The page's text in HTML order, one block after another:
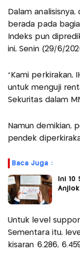
Dalam
berada pada
Indeks pun
ini, Senin (29/6/
"Kami perkirakan,
untuk menguji
Sekuritas dalam
Namun demikian,
pendek
Baca Juga :
Ini
Untuk level
Sementara itu,
kisaran 6.286,